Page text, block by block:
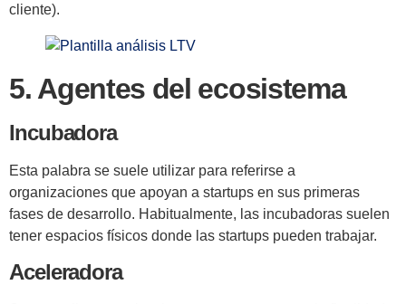
cliente).
5. Agentes del ecosistema
Incubadora
Esta palabra se suele utilizar para referirse a
organizaciones que apoyan a startups en sus primeras
fases de desarrollo. Habitualmente, las incubadoras suelen
tener espacios físicos donde las startups pueden trabajar.
Aceleradora